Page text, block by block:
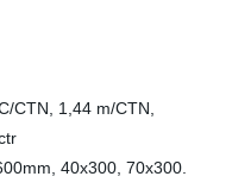
CTN, 1,44 m/CTN,
40x300, 70x300.